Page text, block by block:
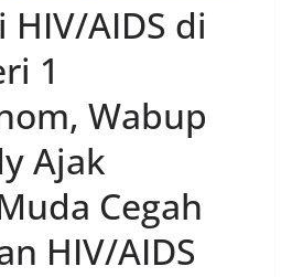
HIV/AIDS di
1
Wabup
Ajak
Cegah
HIV/AIDS